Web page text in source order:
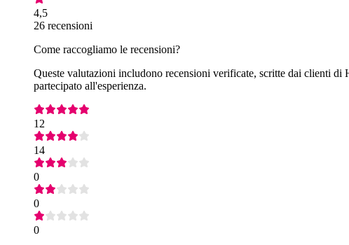
4,5
26 recensioni
Come raccogliamo le recensioni?
Queste valutazioni includono recensioni verificate, scritte dai clienti di
partecipato all'esperienza.
12
14
0
0
0